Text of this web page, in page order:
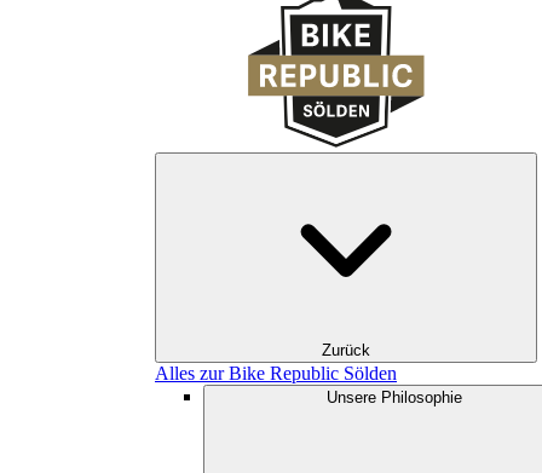
Zurück
Alles zur Bike Republic Sölden
Unsere Philosophie